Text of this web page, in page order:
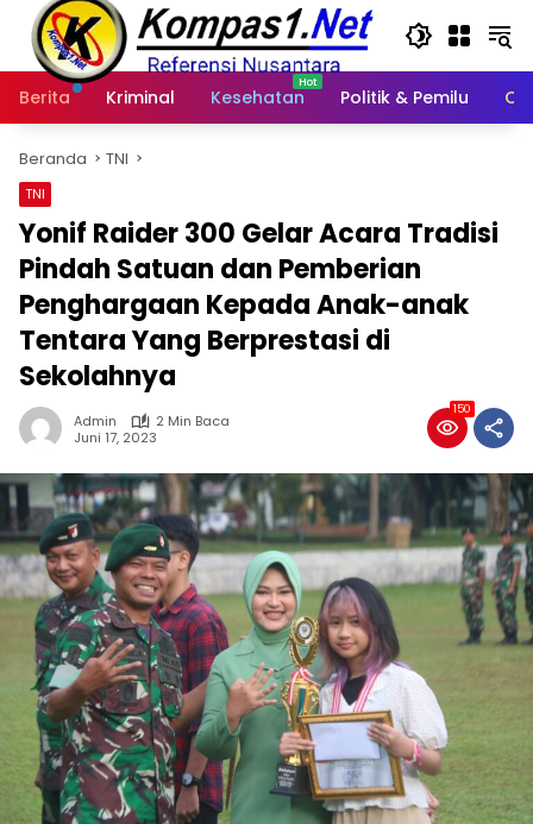
Langsung
konten
Berita
Kriminal Kesehatan Politik & Pemilu
Beranda TNI
TNI
Yonif Raider 300 Gelar Acara Tradisi
Pindah Satuan dan Pemberian
Penghargaan Kepada Anak-anak
Tentara Yang Berprestasi di
Sekolahnya
Admin
2 Min Baca
Juni 17, 2023
150